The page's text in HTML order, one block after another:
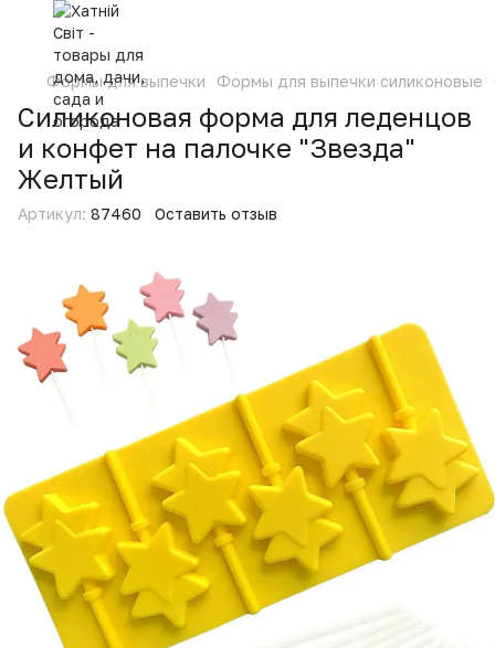
Формы для выпечки Формы для выпечки силиконовые
Силиконовая форма для леденцов
и конфет на палочке "Звезда"
Желтый
Артикул: 87460 Оставить отзыв